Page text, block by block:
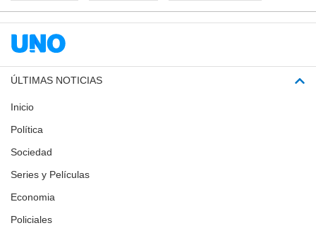
ÚLTIMAS NOTICIAS
Inicio
Política
Sociedad
Series y Películas
Economia
Policiales